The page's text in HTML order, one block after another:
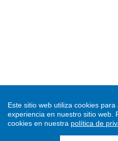
Este sitio web utiliza cookies
experiencia en nuestro sitio web.
cookies en nuestra política de